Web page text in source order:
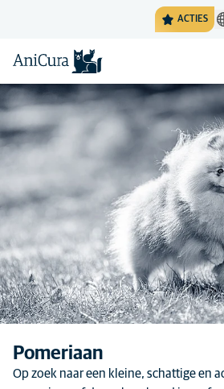
ACTIES
Pomeriaan
Op zoek naar een kleine, schattige en
De
elke hond is
Sommige honden zijn over
het algemeen speelser en
socialer in de buurt van